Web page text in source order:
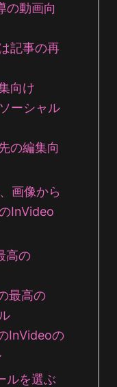
の動画向
記事の再
向け
ーシャル
の編集向
画像から
InVideo
高の
最高の
InVideoの
ルを選ぶ